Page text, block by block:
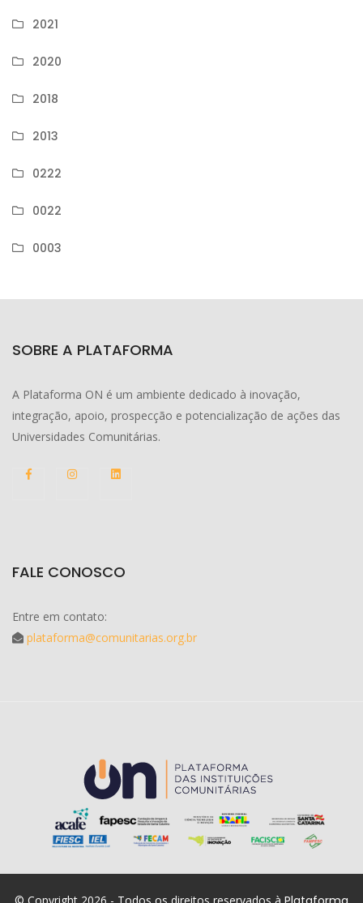
2021
2020
2018
2013
0222
0022
0003
SOBRE A PLATAFORMA
A Plataforma ON é um ambiente dedicado à inovação,
integração, apoio, prospecção e potencialização de ações das
Universidades Comunitárias.
FALE CONOSCO
Entre em contato:
plataforma@comunitarias.org.br